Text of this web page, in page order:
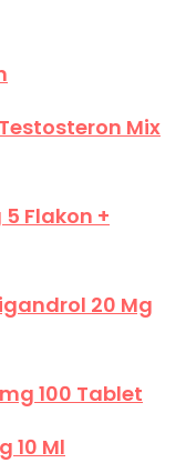
Mix
5 Flakon +
20 Mg
100 Tablet
10 Ml